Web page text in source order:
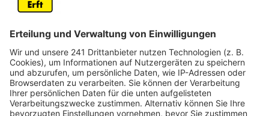
In einem Kölner Freizeitbad sind am Mittwochabend
(06.08.) etliche junge Menschen mit Verletzungen ins
Krankenhaus gebracht worden. In dem Bad im
Stadtteil Chorweiler war offenbar Chlorgas
ausgetreten. Der Vorfall soll sich gegen 21 Uhr im
Bereich der Rutschenanlage ereignet haben.